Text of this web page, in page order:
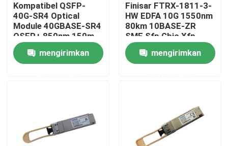
Hubungi kami
Berita
Modul QSFP28 100G
Kompatibel QSFP-
40G-SR4 Optical
Module 40GBASE-SR4
QSFP+ 850nm 150m
MTP/MPO
Transceivermengirimkan
Finisar FTRX-1811-3-
HW EDFA 10G 1550nm
80km 10BASE-ZR
SMF Sfp Gbic Xfp
Qsfp
mengirimkan